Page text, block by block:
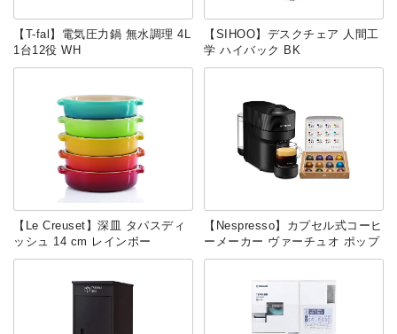
【T-fal】電気圧力鍋 無水調理 4L
1台12役 WH
【SIHOO】デスクチェア 人間工
学 ハイバック BK
【Le Creuset】深皿 タパスディ
ッシュ 14 cm レインボー
【Nespresso】カプセル式コーヒ
ーメーカー ヴァーチュオ ポップ